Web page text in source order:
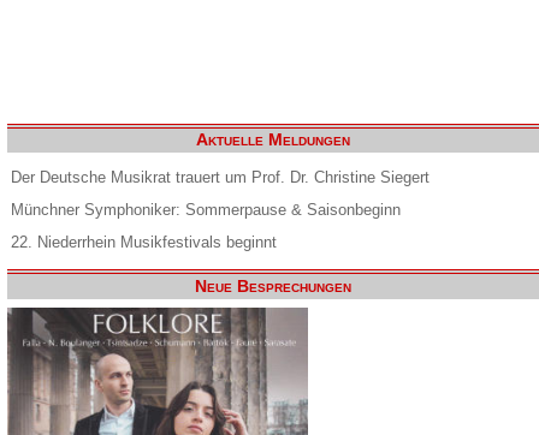
Aktuelle Meldungen
Der Deutsche Musikrat trauert um Prof. Dr. Christine Siegert
Münchner Symphoniker: Sommerpause & Saisonbeginn
22. Niederrhein Musikfestivals beginnt
Neue Besprechungen